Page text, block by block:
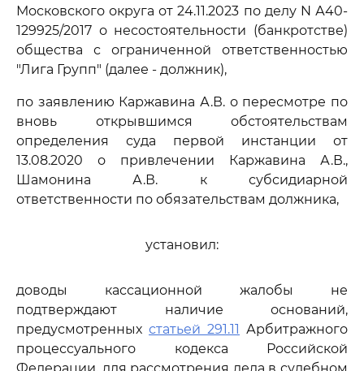
Московского округа от 24.11.2023 по делу N А40-
129925/2017 о несостоятельности (банкротстве)
общества с ограниченной ответственностью
"Лига Групп" (далее - должник),
по заявлению Каржавина А.В. о пересмотре по
вновь открывшимся обстоятельствам
определения суда первой инстанции от
13.08.2020 о привлечении Каржавина А.В.,
Шамонина А.В. к субсидиарной
ответственности по обязательствам должника,
установил:
доводы кассационной жалобы не
подтверждают наличие оснований,
предусмотренных статьей 291.11 Арбитражного
процессуального кодекса Российской